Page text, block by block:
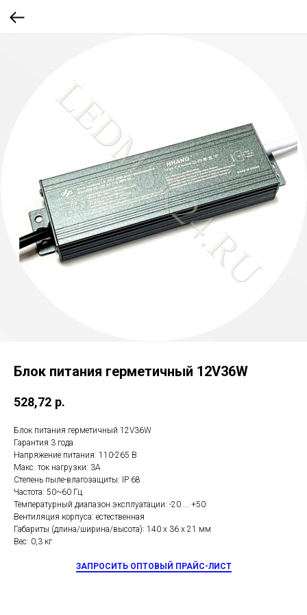
Блок питания герметичный 12V36W
528,72 р.
Блок питания герметичный 12V36W
Гарантия 3 года
Напряжение питания: 110-265 В
Макс. ток нагрузки: 3А
Степень пыле-влагозащиты: IP 68
Частота: 50~60 Гц
Температурный диапазон эксплуатации: -20 ... +50
Вентиляция корпуса: естественная
Габариты (длина/ширина/высота): 140 х 36 х 21 мм
Вес: 0,3 кг
ЗАПРОСИТЬ ОПТОВЫЙ ПРАЙС-ЛИСТ